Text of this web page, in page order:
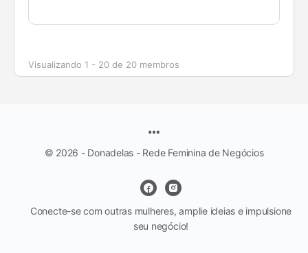
Visualizando 1 - 20 de 20 membros
© 2026 - Donadelas - Rede Feminina de Negócios
Conecte-se com outras mulheres, amplie ideias e impulsione
seu negócio!